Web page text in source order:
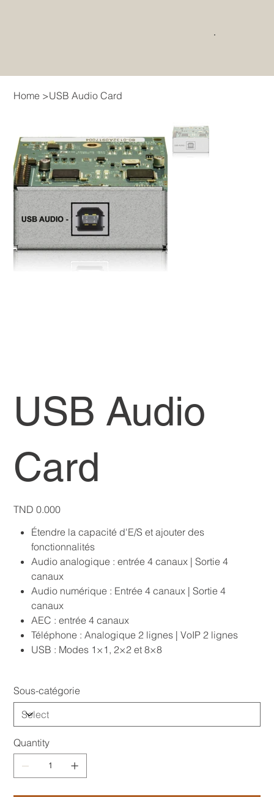
Home >USB Audio Card
USB Audio
Card
Price
TND 0.000
Étendre la capacité d'E/S et ajouter des
fonctionnalités
Audio analogique : entrée 4 canaux | Sortie 4
canaux
Audio numérique : Entrée 4 canaux | Sortie 4
canaux
AEC : entrée 4 canaux
Téléphone : Analogique 2 lignes | VoIP 2 lignes
USB : Modes 1×1, 2×2 et 8×8
Sous-catégorie
Quantity